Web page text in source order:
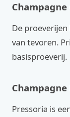
De
van tevoren.
basisproeverij.
Pressoria is